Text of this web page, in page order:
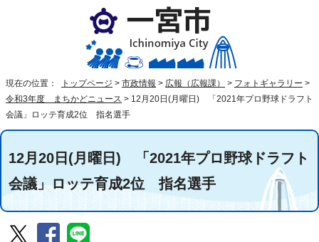
現在の位置： トップページ > 市政情報 > 広報（広報課） > フォトギャラリー >
令和3年度 まちかどニュース > 12月20日(月曜日) 「2021年プロ野球ドラフト
会議」ロッテ育成2位 指名選手
12月20日(月曜日) 「2021年プロ野球ドラフト
会議」ロッテ育成2位 指名選手